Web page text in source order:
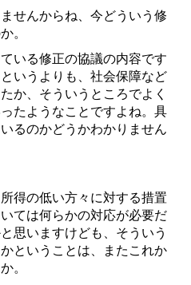
せんからね、今どういう修
。
いる修正の協議の内容です
いうよりも、社会保障など
か、そういうところでよく
たようなことですよね。具
るのかどうかわかりません
得の低い方々に対する措置
ては何らかの対応が必要だ
思いますけども、そういう
ということは、またこれか
。